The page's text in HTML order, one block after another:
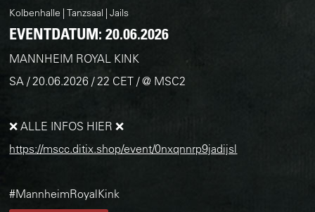
Kolbenhalle Tanzsaal Jails
EVENTDATUM:20.06.2026
MANNHEIM ROYAL KINK
SA / 20.06.2026 / 22 CET / @ MSC2
❌ ALLE INFOS HIER ❌
https://mscc.ditix.shop/event/0nxqnnrp9jadijsl
#MannheimRoyalKink